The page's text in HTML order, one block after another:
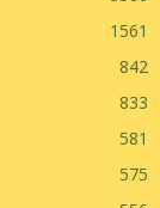
1561
842
833
581
575